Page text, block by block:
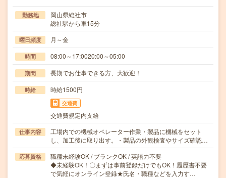
勤務地
岡山県総社市
総社駅から車15分
曜日頻度 月～金
時間 08:00～17:0020:00～05:00
期間 長期でお仕事できる方、大歓迎！
時給 時給1500円
交通費
交通費規定内支給
仕事内容
工場内での機械オペレーター作業・製品に機械をセット
し、加工後に取り出す。・製品の外観検査やサイズ確認…
応募資格
職種未経験OK / ブランクOK / 英語力不要
◆未経験OK！〇まずは事前登録だけでもOK！履歴書不要
で気軽にオンライン登録★氏名・職種などを入力す…